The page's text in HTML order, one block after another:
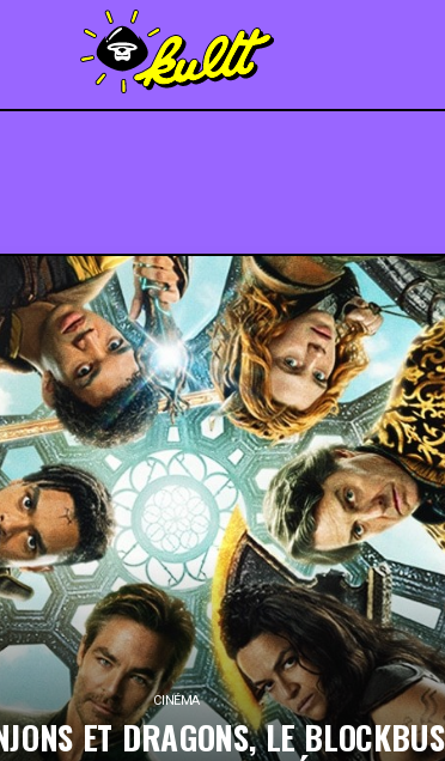
CINÉMA
ET DRAGONS, LE